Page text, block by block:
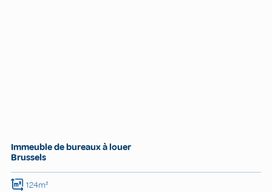
Immeuble de bureaux à louer
Brussels
124m²